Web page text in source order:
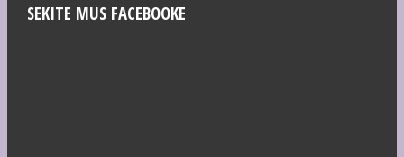
SEKITE MUS FACEBOOKE